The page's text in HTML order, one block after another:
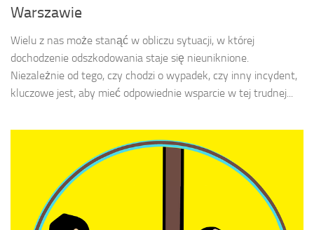
Warszawie
Wielu z nas może stanąć w obliczu sytuacji, w której
dochodzenie odszkodowania staje się nieuniknione.
Niezależnie od tego, czy chodzi o wypadek, czy inny incydent,
kluczowe jest, aby mieć odpowiednie wsparcie w tej trudnej...